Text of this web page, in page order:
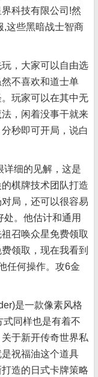
科技有限公司!然
,这些黑暗战士智商
，大家可以自由选
不喜欢和道士单
玩家可以在其中无
，闲着没事干就来
秒即可开局，说白
细的见解，这是
棋牌技术团队打造
局，还可以很容易
。他估计和通用
召唤众星免费领取
领取，现在我看到
任何操作。攻6金
是一款像素风格
同样也是有着不
于新开传奇世界私
祝福油这个道具
造的日式卡牌策略